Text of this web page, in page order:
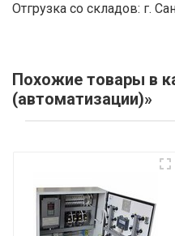
Отгрузка со складов: г.
Похожие товары в
(автоматизации)»